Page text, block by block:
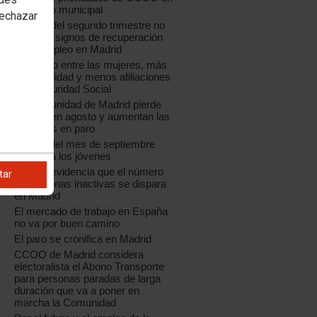
el ámbito municipal
La EPA del segundo trimestre no
muestra signos de recuperación
en el empleo en Madrid
Más paro entre las mujeres, más
temporalidad y menos afiliaciones
a la Seguridad Social
La Comunidad de Madrid pierde
empleo en agosto y aumentan las
personas en paro
El paro del mes de septiembre
castiga a los jóvenes
La EPA evidencia que el número
de personas inactivas se dispara
en Madrid
El mercado de trabajo en España
no va por buen camino
El paro se cronifica en Madrid
CCOO de Madrid considera
electoralista el Abono Transporte
para personas paradas de larga
duración que va a poner en
marcha la Comunidad